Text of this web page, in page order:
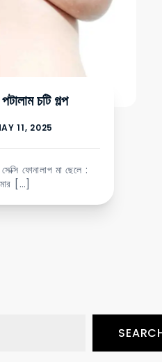
চটি গল্প
ফোনালাপ মা ছেলে :
[…]